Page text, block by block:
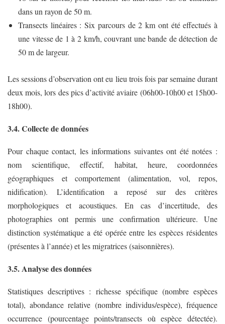
dans un rayon de 50 m.
Transects linéaires : Six parcours de 2 km ont été effectués à
une vitesse de 1 à 2 km/h, couvrant une bande de détection de
50 m de largeur.
Les sessions d’observation ont eu lieu trois fois par semaine durant
deux mois, lors des pics d’activité aviaire (06h00-10h00 et 15h00-
18h00).
3.4. Collecte de données
Pour chaque contact, les informations suivantes ont été notées :
nom scientifique, effectif, habitat, heure, coordonnées
géographiques et comportement (alimentation, vol, repos,
nidification). L’identification a reposé sur des critères
morphologiques et acoustiques. En cas d’incertitude, des
photographies ont permis une confirmation ultérieure. Une
distinction systématique a été opérée entre les espèces résidentes
(présentes à l’année) et les migratrices (saisonnières).
3.5. Analyse des données
Statistiques descriptives : richesse spécifique (nombre espèces
total), abondance relative (nombre individus/espèce), fréquence
occurrence (pourcentage points/transects où espèce détectée).